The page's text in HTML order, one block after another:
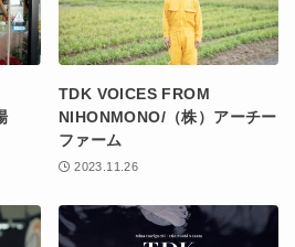
TDK VOICES FROM
NIHONMONO/（株）アーチー
ファーム
2023.11.26